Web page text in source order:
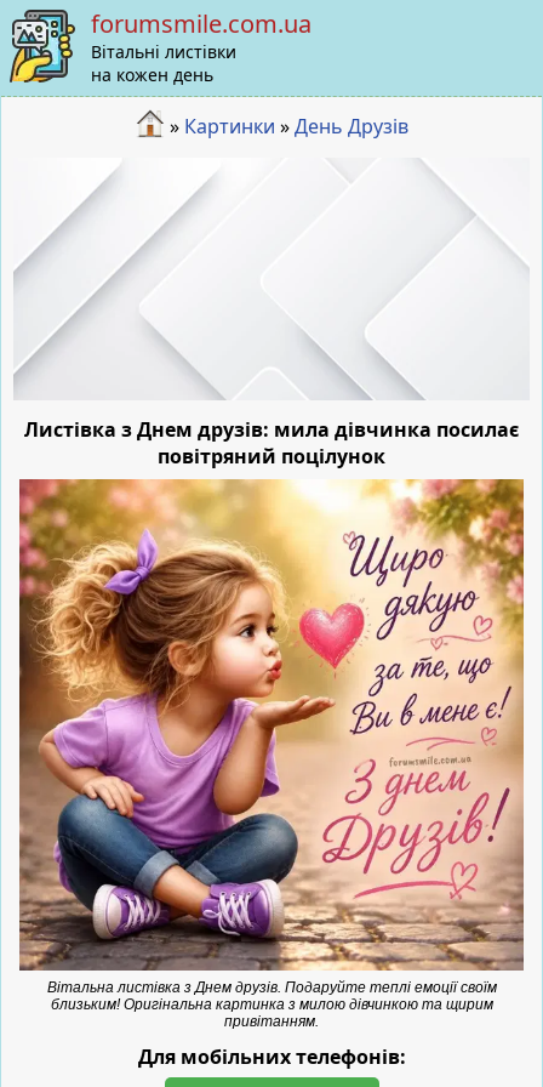
forumsmile.com.ua
Вітальні листівки
на кожен день
» Картинки »День Друзів
Листівка з Днем друзів: мила дівчинка посилає
повітряний поцілунок
Вітальна листівка з Днем друзів. Подаруйте теплі емоції своїм
близьким! Оригінальна картинка з милою дівчинкою та щирим
привітанням.
Для мобільних телефонів: